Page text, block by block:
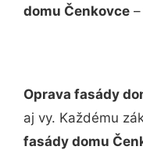
domu Čenkovce
Oprava fasády
aj vy. Každému
fasády domu